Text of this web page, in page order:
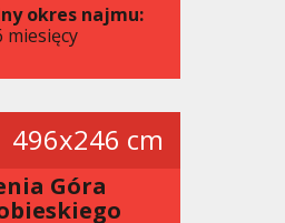
okres najmu:
miesięcy
496x246 cm
Góra